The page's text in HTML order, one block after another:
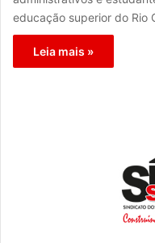
educação superior do Rio
Leia mais »